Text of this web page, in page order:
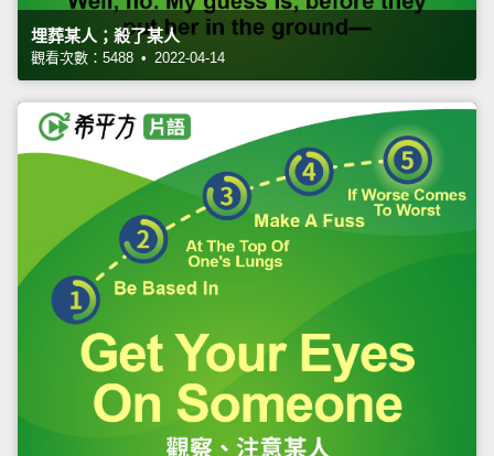
埋葬某人；殺了某人
觀看次數：5488 • 2022-04-14